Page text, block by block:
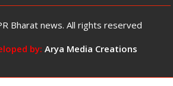
छात्रा
का
वीडियो
वायरल,
Bharat news. All rights reserved
by: Arya Media Creations